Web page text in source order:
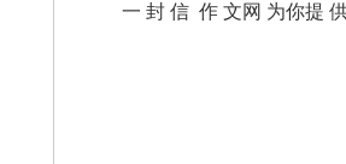
一 封 信 作 文网 为你提